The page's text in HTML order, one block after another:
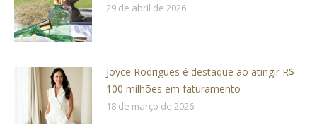
29 de abril de 2026
Joyce Rodrigues é destaque ao atingir R$
100 milhões em faturamento
18 de março de 2026